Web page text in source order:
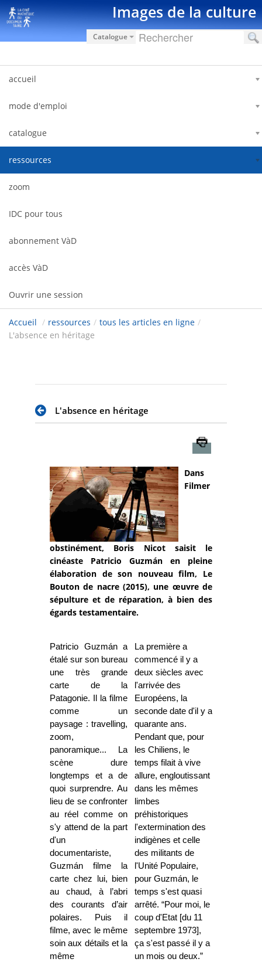
Saut au contenu Images de la culture
Catalogue
accueil
mode d'emploi
catalogue
ressources
zoom
IDC pour tous
abonnement VàD
accès VàD
Ouvrir une session
Accueil / ressources / tous les articles en ligne /
L'absence en héritage
L'absence en héritage
Dans
Filmer
obstinément, Boris Nicot saisit le
cinéaste Patricio Guzmán en pleine
élaboration de son nouveau film, Le
Bouton de nacre (2015), une œuvre de
sépulture et de réparation, à bien des
égards testamentaire.
Patricio Guzmán a
étalé sur son bureau
une très grande
carte de la
Patagonie. Il la filme
comme un
paysage : travelling,
zoom,
panoramique... La
scène dure
longtemps et a de
quoi surprendre. Au
lieu de se confronter
au réel comme on
s'y attend de la part
d'un
documentariste,
Guzmán filme la
carte chez lui, bien
au chaud, à l’abri
des courants d’air
polaires. Puis il
filme, avec le même
soin aux détails et la
même
La première a
commencé il y a
deux siècles avec
l'arrivée des
Européens, la
seconde date d'il y a
quarante ans.
Pendant que, pour
les Chiliens, le
temps filait à vive
allure, engloutissant
dans les mêmes
limbes
préhistoriques
l'extermination des
indigènes et celle
des militants de
l'Unité Populaire,
pour Guzmán, le
temps s'est quasi
arrêté. “Pour moi, le
coup d'Etat [du 11
septembre 1973],
ça s'est passé il y a
un mois ou deux.”